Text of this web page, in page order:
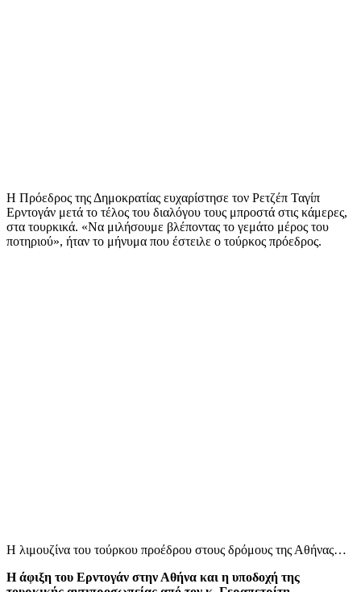
Η Πρόεδρος της Δημοκρατίας ευχαρίστησε τον Ρετζέπ Ταγίπ
Ερντογάν μετά το τέλος του διαλόγου τους μπροστά στις κάμερες,
στα τουρκικά. «Να μιλήσουμε βλέποντας το γεμάτο μέρος του
ποτηριού», ήταν το μήνυμα που έστειλε ο τούρκος πρόεδρος.
Η λιμουζίνα του τούρκου προέδρου στους δρόμους της Αθήνας…
Η άφιξη του Ερντογάν στην Αθήνα και η υποδοχή της